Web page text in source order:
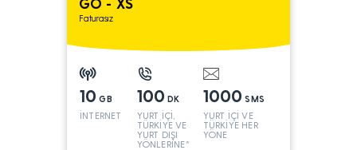
Faturasız
10 GB
İNTERNET
100 DK
YURT İÇİ,
TÜRKİYE VE
YURT DIŞI
YÖNLERİNE*
1000 SMS
YURT İÇİ VE
TÜRKİYE HER
YÖNE